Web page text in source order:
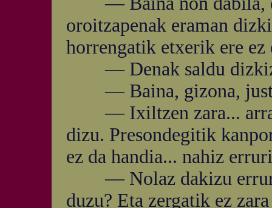
oroitzapenak eraman
horrengatik etxerik ere ez
— Denak saldu
— Baina, gizona,
— Ixiltzen zara...
dizu. Presondegitik
ez da handia... nahiz
— Nolaz dakizu errurik
duzu? Eta zergatik ez